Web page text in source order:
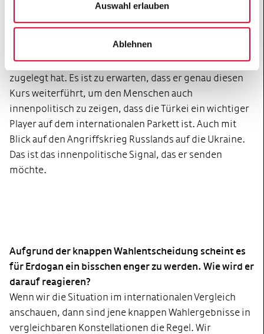
Auswahl erlauben
Ablehnen
der internationalen Politik verschoben hat, und dass
insbesondere die Region, die wir als Nahen Osten
beschreiben, in der internationalen Politik an Wert
zugelegt hat. Es ist zu erwarten, dass er genau diesen
Kurs weiterführt, um den Menschen auch
innenpolitisch zu zeigen, dass die Türkei ein wichtiger
Player auf dem internationalen Parkett ist. Auch mit
Blick auf den Angriffskrieg Russlands auf die Ukraine.
Das ist das innenpolitische Signal, das er senden
möchte.
Aufgrund der knappen Wahlentscheidung scheint es
für Erdogan ein bisschen enger zu werden. Wie wird er
darauf reagieren?
Wenn wir die Situation im internationalen Vergleich
anschauen, dann sind jene knappen Wahlergebnisse in
vergleichbaren Konstellationen die Regel. Wir